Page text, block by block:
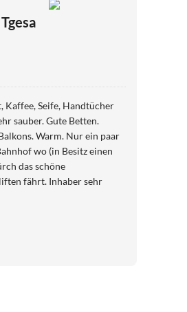
Kaffee, Seife, Handtücher
sauber. Gute Betten.
Warm. Nur ein paar
wo (in Besitz einen
das schöne
Inhaber sehr